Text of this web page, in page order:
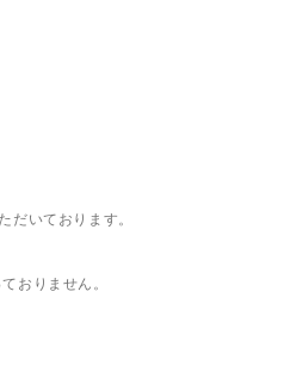
だいております。
おりません。